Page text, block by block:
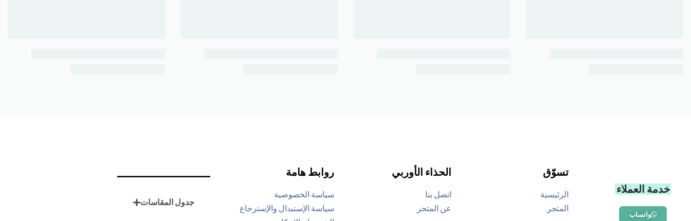
خدمة العملاء
واتساب
تسوّق
الرئيسية
المتجر
الحذاء الأوربي
اتصل بنا
عن المتجر
روابط هامة
سياسة الخصوصية
سياسة الإستبدال والإسترجاع
ــــــــــــــــــــــــــــــ
جدول المقاسات